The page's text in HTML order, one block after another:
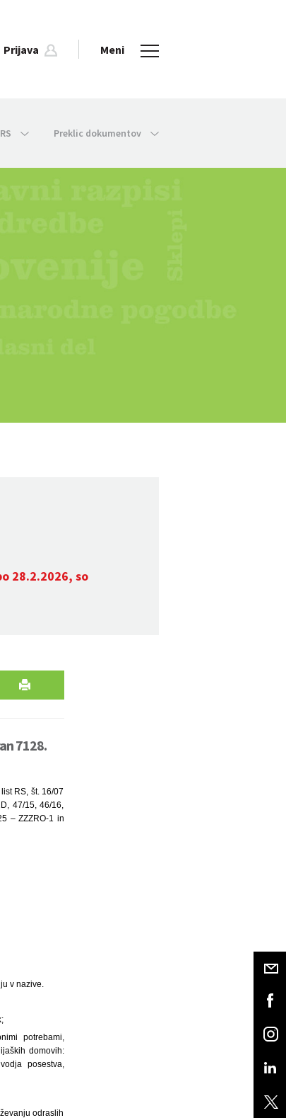
Prijava Meni
Preklic dokumentov
28.2.2026, so
7128.
RS, št. 16/07
47/15, 46/16,
– ZZZRO-1 in
v nazive.
potrebami,
domovih:
posestva,
odraslih